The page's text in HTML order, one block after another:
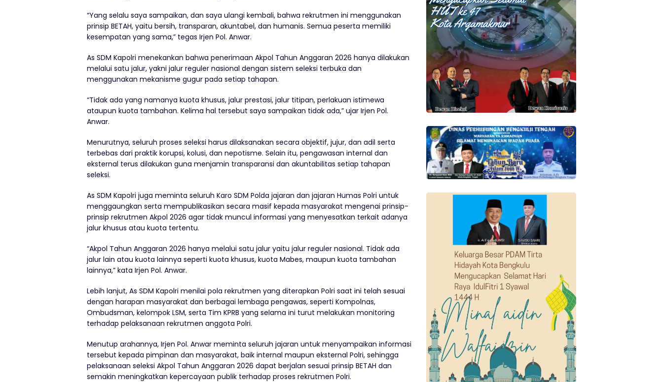
“Yang selalu saya sampaikan, dan saya ulangi kembali, bahwa rekrutmen ini menggunakan
prinsip BETAH, yaitu bersih, transparan, akuntabel, dan humanis. Semua peserta memiliki
kesempatan yang sama,” tegas Irjen Pol. Anwar.
As SDM Kapolri menekankan bahwa penerimaan Akpol Tahun Anggaran 2026 hanya dilakukan
melalui satu jalur, yakni jalur reguler nasional dengan sistem seleksi terbuka dan
menggunakan mekanisme gugur pada setiap tahapan.
“Tidak ada yang namanya kuota khusus, jalur prestasi, jalur titipan, perlakuan istimewa
ataupun kuota tambahan. Kelima hal tersebut saya sampaikan tidak ada,” ujar Irjen Pol.
Anwar.
Menurutnya, seluruh proses seleksi harus dilaksanakan secara objektif, jujur, dan adil serta
terbebas dari praktik korupsi, kolusi, dan nepotisme. Selain itu, pengawasan internal dan
eksternal terus dilakukan guna menjamin transparansi dan akuntabilitas setiap tahapan
seleksi.
As SDM Kapolri juga meminta seluruh Karo SDM Polda jajaran dan jajaran Humas Polri untuk
menggaungkan serta mempublikasikan secara masif kepada masyarakat mengenai prinsip-
prinsip rekrutmen Akpol 2026 agar tidak muncul informasi yang menyesatkan terkait adanya
jalur khusus atau kuota tertentu.
“Akpol Tahun Anggaran 2026 hanya melalui satu jalur yaitu jalur reguler nasional. Tidak ada
jalur lain atau kuota lainnya seperti kuota khusus, kuota Mabes, maupun kuota tambahan
lainnya,” kata Irjen Pol. Anwar.
Lebih lanjut, As SDM Kapolri menilai pola rekrutmen yang diterapkan Polri saat ini telah sesuai
dengan harapan masyarakat dan berbagai lembaga pengawas, seperti Kompolnas,
Ombudsman, kelompok LSM, serta Tim KPRB yang selama ini turut melakukan monitoring
terhadap pelaksanaan rekrutmen anggota Polri.
Menutup arahannya, Irjen Pol. Anwar meminta seluruh jajaran untuk menyampaikan informasi
tersebut kepada pimpinan dan masyarakat, baik internal maupun eksternal Polri, sehingga
pelaksanaan seleksi Akpol Tahun Anggaran 2026 dapat berjalan sesuai prinsip BETAH dan
semakin meningkatkan kepercayaan publik terhadap proses rekrutmen Polri.